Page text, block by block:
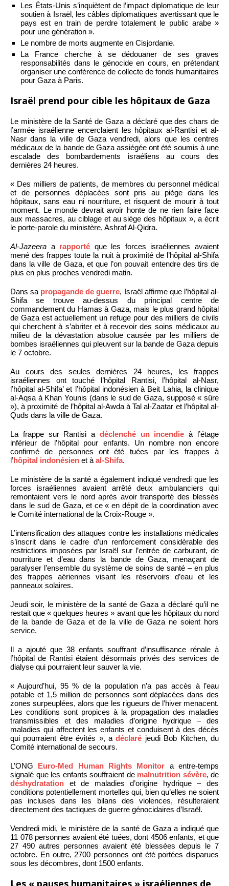
Les États-Unis s’inquiètent de l’impact diplomatique de leur
soutien à Israël, les câbles diplomatiques avertissant que le
pays est en train de perdre totalement le public arabe »
pour une génération ».
Le nombre de morts augmente en Cisjordanie.
La France cherche à se dédouaner de ses graves
responsabilités dans le génocide en cours, en prétendant
organiser une conférence de collecte de fonds humanitaires
pour Gaza à Paris.
Israël prend pour cible les hôpitaux de Gaza
Le ministère de la Santé de Gaza a déclaré que des chars de
l’armée israélienne encerclaient les hôpitaux al-Rantisi et al-
Nasr dans la ville de Gaza vendredi, alors que les centres
médicaux de la bande de Gaza assiégée ont été soumis à une
escalade des bombardements israéliens au cours des
dernières 24 heures.
« Des milliers de patients, de membres du personnel médical
et de personnes déplacées sont pris au piège dans les
hôpitaux, sans eau ni nourriture, et risquent de mourir à tout
moment. Le monde devrait avoir honte de ne rien faire face
aux massacres, au ciblage et au siège des hôpitaux », a écrit
le porte-parole du ministère, Ashraf Al-Qidra.
Al-Jazeera a rapporté que les forces israéliennes avaient
mené des frappes toute la nuit à proximité de l’hôpital al-Shifa
dans la ville de Gaza, et que l’on pouvait entendre des tirs de
plus en plus proches vendredi matin.
Dans sa propagande de guerre, Israël affirme que l’hôpital al-
Shifa se trouve au-dessus du principal centre de
commandement du Hamas à Gaza, mais le plus grand hôpital
de Gaza est actuellement un refuge pour des milliers de civils
qui cherchent à s’abriter et à recevoir des soins médicaux au
milieu de la dévastation absolue causée par les milliers de
bombes israéliennes qui pleuvent sur la bande de Gaza depuis
le 7 octobre.
Au cours des seules dernières 24 heures, les frappes
israéliennes ont touché l’hôpital Rantisi, l’hôpital al-Nasr,
l’hôpital al-Shifa’ et l’hôpital indonésien à Beit Lahia, la clinique
al-Aqsa à Khan Younis (dans le sud de Gaza, supposé « sûre
»), à proximité de l’hôpital al-Awda à Tal al-Zaatar et l’hôpital al-
Quds dans la ville de Gaza.
La frappe sur Rantisi a déclenché un incendie à l’étage
inférieur de l’hôpital pour enfants. Un nombre non encore
confirmé de personnes ont été tuées par les frappes à
l’hôpital indonésien et à al-Shifa.
Le ministère de la santé a également indiqué vendredi que les
forces israéliennes avaient arrêté deux ambulanciers qui
remontaient vers le nord après avoir transporté des blessés
dans le sud de Gaza, et ce « en dépit de la coordination avec
le Comité international de la Croix-Rouge ».
L’intensification des attaques contre les installations médicales
s’inscrit dans le cadre d’un renforcement considérable des
restrictions imposées par Israël sur l’entrée de carburant, de
nourriture et d’eau dans la bande de Gaza, menaçant de
paralyser l’ensemble du système de soins de santé – en plus
des frappes aériennes visant les réservoirs d’eau et les
panneaux solaires.
Jeudi soir, le ministère de la santé de Gaza a déclaré qu’il ne
restait que « quelques heures » avant que les hôpitaux du nord
de la bande de Gaza et de la ville de Gaza ne soient hors
service.
Il a ajouté que 38 enfants souffrant d’insuffisance rénale à
l’hôpital de Rantisi étaient désormais privés des services de
dialyse qui pourraient leur sauver la vie.
« Aujourd’hui, 95 % de la population n’a pas accès à l’eau
potable et 1,5 million de personnes sont déplacées dans des
zones surpeuplées, alors que les rigueurs de l’hiver menacent.
Les conditions sont propices à la propagation des maladies
transmissibles et des maladies d’origine hydrique – des
maladies qui affectent les enfants et conduisent à des décès
qui pourraient être évités », adéclaré jeudi Bob Kitchen, du
Comité international de secours.
L’ONG Euro-Med Human Rights Monitor a entre-temps
signalé que les enfants souffraient de malnutrition sévère, de
déshydratation et de maladies d’origine hydrique – des
conditions potentiellement mortelles qui, bien qu’elles ne soient
pas incluses dans les bilans des violences, résulteraient
directement des tactiques de guerre génocidaires d’Israël.
Vendredi midi, le ministère de la santé de Gaza a indiqué que
11 078 personnes avaient été tuées, dont 4506 enfants, et que
27 490 autres personnes avaient été blessées depuis le 7
octobre. En outre, 2700 personnes ont été portées disparues
sous les décombres, dont 1500 enfants.
Les « pauses humanitaires » israéliennes de